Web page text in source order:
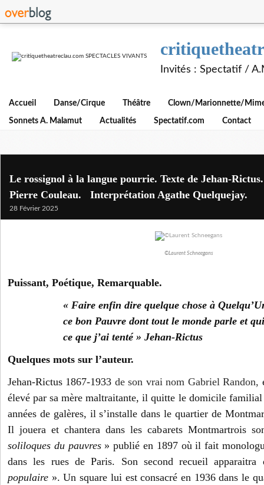
Invités : Spectatif /
Accueil Danse/Cirque Théâtre Clown/Marionnette/
Sonnets A. Malamut Actualités Spectatif.com Contact
Le rossignol à la langue pourrie. Texte de Jehan-
Pierre Couleau. Interprétation Agathe Quelquejay.
28 Février 2025
©Laurent Schneegans
Puissant, Poétique, Remarquable.
« Faire enfin dire quelque chose à
ce bon Pauvre dont tout le monde parle et
ce que j’ai tenté » Jehan-Rictus
Quelques mots sur l’auteur.
Jehan-Rictus 1867-1933 de son vrai nom Gabriel Randon,
élevé par sa mère maltraitante, il quitte le domicile familial
années de galères, il s’installe dans le quartier de
Il jouera et chantera dans les cabarets Montmartrois
soliloques du pauvres» publié en 1897 où il fait
dans les rues de Paris. Son second recueil
populaire ». Un square lui est consacré en 1936 dans le